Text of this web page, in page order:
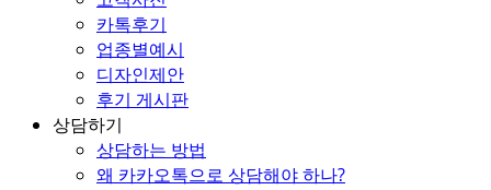
카톡후기
업종별예시
디자인제안
후기 게시판
상담하기
상담하는 방법
왜 카카오톡으로 상담해야 하나?